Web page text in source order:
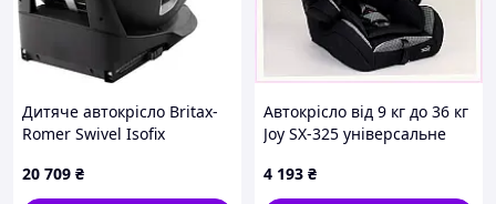
Дитяче автокрісло Britax-
Romer Swivel Isofix
20 709 ₴
Автокрісло від 9 кг до 36 кг
Joy SX-325 універсальне
4 193 ₴